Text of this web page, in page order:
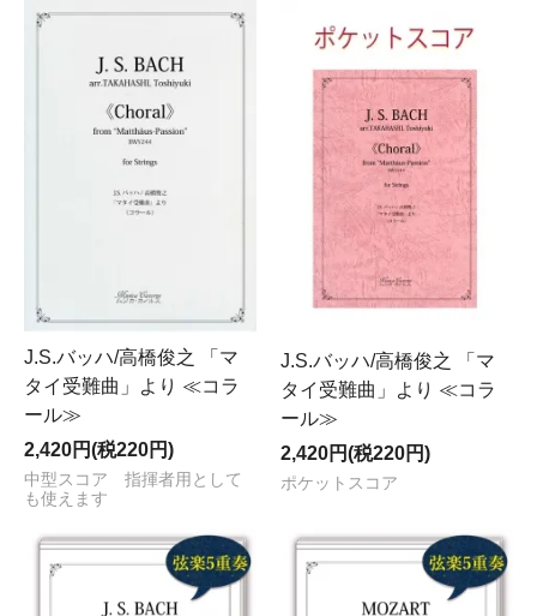
J.S.バッハ/高橋俊之 「マ
タイ受難曲」より ≪コラ
ール≫
2,420円(税220円)
中型スコア 指揮者用として
も使えます
J.S.バッハ/高橋俊之 「マ
タイ受難曲」より ≪コラ
ール≫
2,420円(税220円)
ポケットスコア